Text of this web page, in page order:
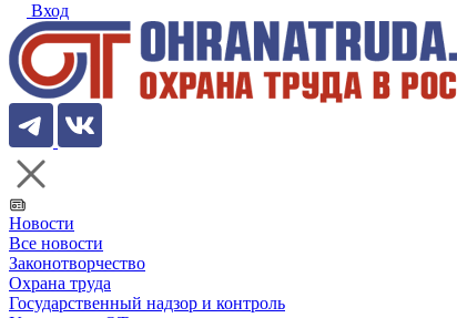
Вход
Новости
Все новости
Законотворчество
Охрана труда
Государственный надзор и контроль